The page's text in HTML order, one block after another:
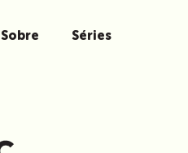
Sobre Séries